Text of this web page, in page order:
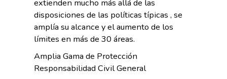
extienden mucho más allá de las
disposiciones de las políticas típicas , se
amplía su alcance y el aumento de los
límites en más de 30 áreas.
Amplia Gama de Protección
Responsabilidad Civil General